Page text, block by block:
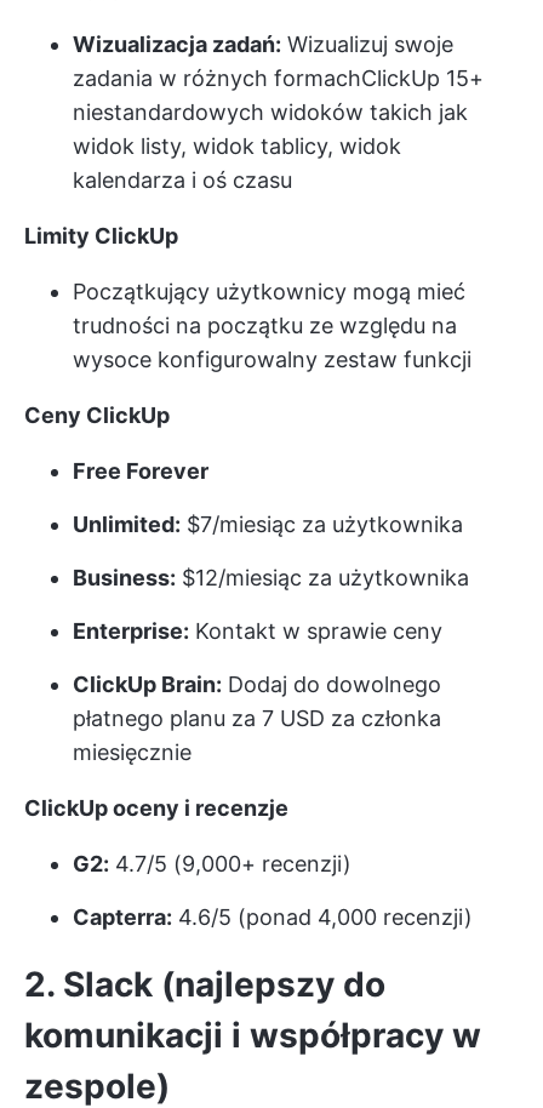
Wizualizacja zadań: Wizualizuj swoje
zadania w różnych formachClickUp 15+
niestandardowych widoków takich jak
widok listy, widok tablicy, widok
kalendarza i oś czasu
Limity ClickUp
Początkujący użytkownicy mogą mieć
trudności na początku ze względu na
wysoce konfigurowalny zestaw funkcji
Ceny ClickUp
Free Forever
Unlimited: $7/miesiąc za użytkownika
Business: $12/miesiąc za użytkownika
Enterprise: Kontakt w sprawie ceny
ClickUp Brain: Dodaj do dowolnego
płatnego planu za 7 USD za członka
miesięcznie
ClickUp oceny i recenzje
G2: 4.7/5 (9,000+ recenzji)
Capterra: 4.6/5 (ponad 4,000 recenzji)
2. Slack (najlepszy do
komunikacji i współpracy w
zespole)